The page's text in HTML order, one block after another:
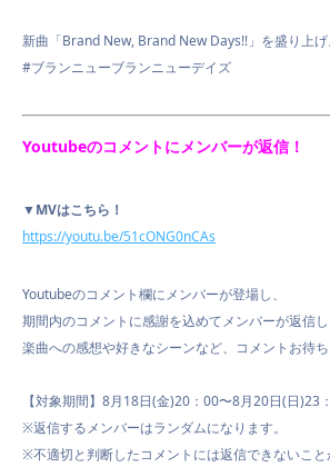
新曲「Brand New, Brand New Days!!」を盛り上げ
#ブランニューブランニューデイズ
Youtubeのコメントにメンバーが返信！
▼MVはこちら！
https://youtu.be/51cONG0nCAs
Youtubeのコメント欄にメンバーが登場し、
期間内のコメントに感謝を込めてメンバーが返信し
楽曲への感想や好きなシーンなど、コメントお待ち
【対象期間】8月18日(金)20：00〜8月20日(日)23
※返信するメンバーはランダムになります。
※不適切と判断したコメントには返信できないこと